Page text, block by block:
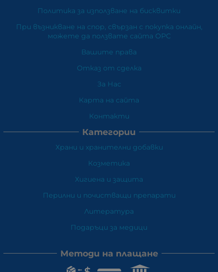
Политика за използване на бисквитки
При възникване на спор, свързан с покупка онлайн,
можете да ползвате сайта ОРС
Вашите права
Отказ от сделка
За Нас
Карта на сайта
Контакти
Категории
Храни и хранителни добавки
Козметика
Хигиена и защита
Перилни и почистващи препарати
Литература
Подаръци за медици
Методи на плащане